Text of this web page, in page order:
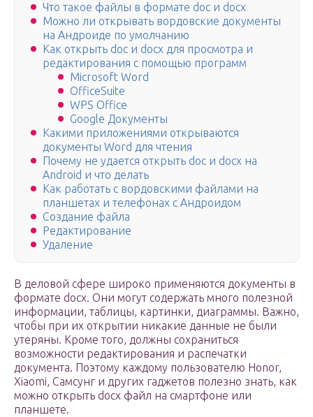
Что такое файлы в формате doc и docx
Можно ли открывать вордовские документы
на Андроиде по умолчанию
Как открыть doc и docx для просмотра и
редактирования с помощью программ
Microsoft Word
OfficeSuite
WPS Office
Google Документы
Какими приложениями открываются
документы Word для чтения
Почему не удается открыть doc и docx на
Android и что делать
Как работать с вордовскими файлами на
планшетах и телефонах с Андроидом
Создание файла
Редактирование
Удаление
В деловой сфере широко применяются документы в
формате docx. Они могут содержать много полезной
информации, таблицы, картинки, диаграммы. Важно,
чтобы при их открытии никакие данные не были
утеряны. Кроме того, должны сохраниться
возможности редактирования и распечатки
документа. Поэтому каждому пользователю Honor,
Xiaomi, Самсунг и других гаджетов полезно знать, как
можно открыть docx файл на смартфоне или
планшете.